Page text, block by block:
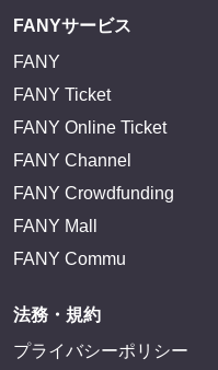
FANYサービス
FANY
FANY Ticket
FANY Online Ticket
FANY Channel
FANY Crowdfunding
FANY Mall
FANY Commu
法務・規約
プライバシーポリシー